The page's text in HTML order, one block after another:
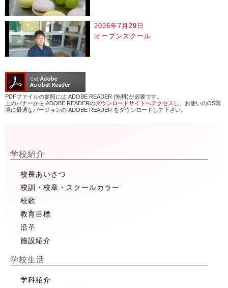
2026年7月29日
オープンスクール
PDFファイルの参照には ADOBE READER (無料)が必要です。
上のバナーから ADOBE READERのダウンロードサイトへアクセス し、お使いのOS環
境に最適なバージョンの ADOBE READER をダウンロードして下さい。
学校紹介
校長あいさつ
校訓・校章・スクールカラー
校歌
教育目標
沿革
施設紹介
学校生活
学科紹介